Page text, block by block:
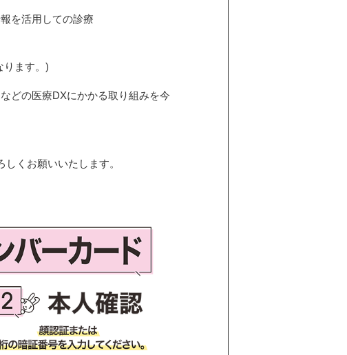
を活用しての診療
ります。)
どの医療DXにかかる取り組みを今
くお願いいたします。